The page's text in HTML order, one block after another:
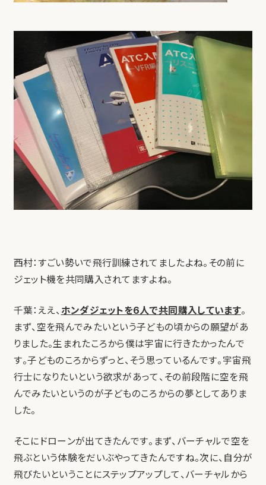
西村：すごい勢いで飛行訓練されてましたよね。その前に
ジェット機を共同購入されてますよね。
千葉：ええ、 ホンダジェットを6人で共同購入しています。
まず、空を飛んでみたいという子どもの頃からの願望があ
りました。生まれたころから僕は宇宙に行きたかったんで
す。子どものころからずっと、そう思っているんです。宇宙飛
行士になりたいという欲求があって、その前段階に空を飛
んでみたいというのが子どものころからの夢としてありま
した。
そこにドローンが出てきたんです。まず、バーチャルで空を
飛ぶという体験をだいぶやってきたんですね。次に、自分が
飛びたいということにステップアップして、バーチャルから